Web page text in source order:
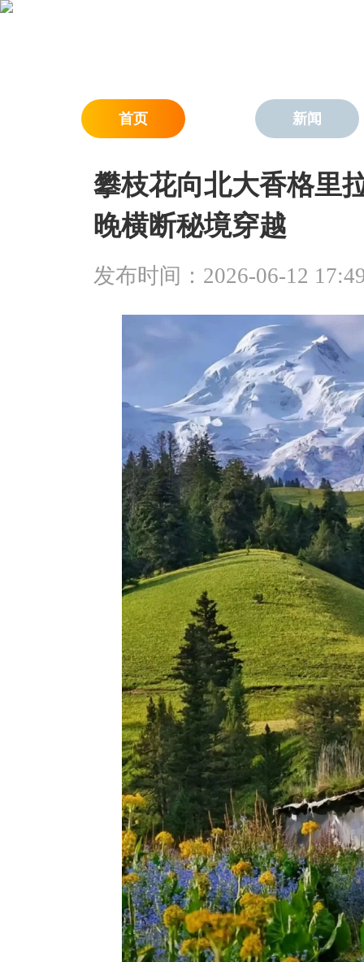
首页 新闻
攀枝花向北大香格里
晚横断秘境穿越
发布时间：2026-06-12